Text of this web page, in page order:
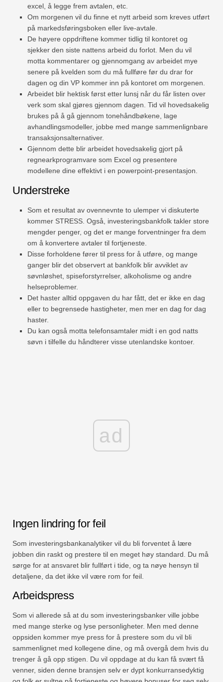
excel, å legge frem avtalen, etc.
Om morgenen vil du finne et nytt arbeid som kreves utført
på markedsføringsboken eller live-avtale.
De høyere oppdriftene kommer tidlig til kontoret og
sjekker den siste nattens arbeid du forlot. Men du vil
motta kommentarer og gjennomgang av arbeidet mye
senere på kvelden som du må fullføre før du drar for
dagen og din VP kommer inn på kontoret om morgenen.
Arbeidet blir hektisk først etter lunsj når du får listen over
verk som skal gjøres gjennom dagen. Tid vil hovedsakelig
brukes på å gå gjennom tonehåndbøkene, lage
avhandlingsmodeller, jobbe med mange sammenlignbare
transaksjonsalternativer.
Gjennom dette blir arbeidet hovedsakelig gjort på
regnearkprogramvare som Excel og presentere
modellene dine effektivt i en powerpoint-presentasjon.
Understreke
Som et resultat av ovennevnte to ulemper vi diskuterte
kommer STRESS. Også, investeringsbankfolk takler store
mengder penger, og det er mange forventninger fra dem
om å konvertere avtaler til fortjeneste.
Disse forholdene fører til press for å utføre, og mange
ganger blir det observert at bankfolk blir avviklet av
søvnløshet, spiseforstyrrelser, alkoholisme og andre
helseproblemer.
Det haster alltid oppgaven du har fått, det er ikke en dag
eller to begrensede hastigheter, men mer en dag for dag
haster.
Du kan også motta telefonsamtaler midt i en god natts
søvn i tilfelle du håndterer visse utenlandske kontoer.
ad
Ingen lindring for feil
Som investeringsbankanalytiker vil du bli forventet å lære
jobben din raskt og prestere til en meget høy standard. Du må
sørge for at ansvaret blir fullført i tide, og ta nøye hensyn til
detaljene, da det ikke vil være rom for feil.
Arbeidspress
Som vi allerede så at du som investeringsbanker ville jobbe
med mange sterke og lyse personligheter. Men med denne
oppsiden kommer mye press for å prestere som du vil bli
sammenlignet med kollegene dine, og må overgå dem hvis du
trenger å gå opp stigen. Du vil oppdage at du kan få svært få
venner, siden denne bransjen selv er dypt konkurransedyktig